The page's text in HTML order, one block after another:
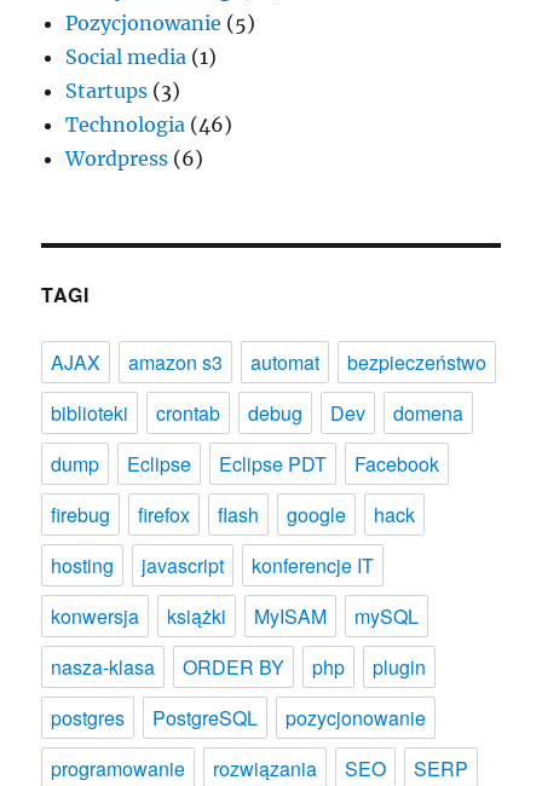
Pozycjonowanie (5)
Social media (1)
Startups (3)
Technologia (46)
Wordpress (6)
TAGI
AJAX amazon s3 automat
bezpieczeństwo
biblioteki
crontab debug Dev
domena
dump
Eclipse Eclipse PDT
Facebook
firebug
firefox flash google
hack
hosting
javascript
konferencje IT
konwersja
książki MyISAM
mySQL
nasza-klasa
ORDER BY php
plugin
postgres
PostgreSQL
pozycjonowanie
programowanie
rozwiązania SEO
SERP